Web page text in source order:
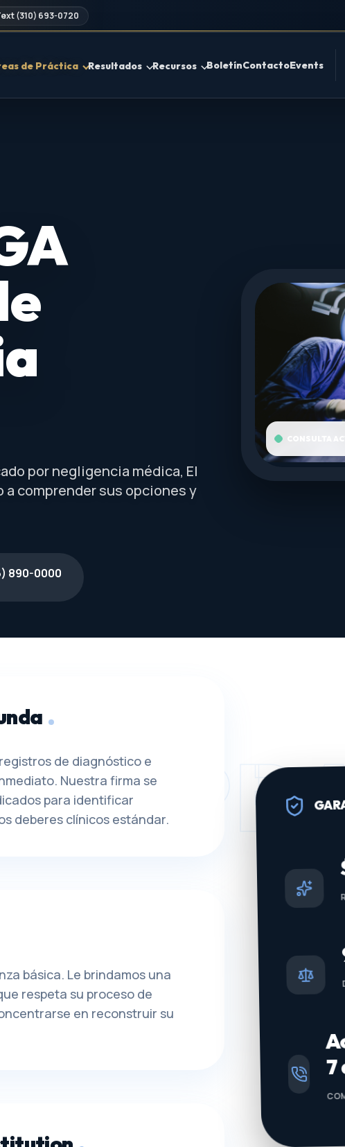
(310) 693-0720
de Práctica Resultados Recursos BoletínContactoEvents
por negligencia médica, El
a comprender sus opciones y
890-0000
de diagnóstico e
Nuestra firma se
para identificar
deberes clínicos estándar.
básica. Le brindamos una
respeta su proceso de
en reconstruir su
7